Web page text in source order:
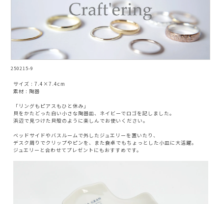
250215-9
サイズ : 7.4×7.4cm
素材 : 陶器
「リングもピアスもひと休み」
貝をかたどった白い小さな陶器皿、ネイビーでロゴを記しました。
浜辺で見つけた貝殻のように楽しんでお使いください。
ベッドサイドやバスルームで外したジュエリーを置いたり、
デスク周りでクリップやピンを、また食卓でもちょっとした小皿に大活躍。
ジュエリーと合わせてプレゼントにもおすすめです。